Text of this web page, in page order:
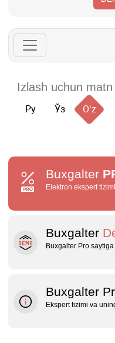
Ру Ўз Oʻz
Buxgalter
Elektron ekspert
Buxgalter
Buxgalter Pro
Buxgalter
Ekspert tizimi va